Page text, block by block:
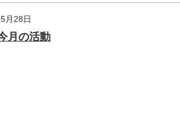
月28日
月の活動